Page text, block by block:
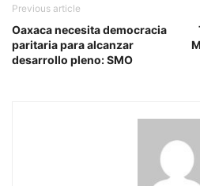
Previous article
Oaxaca necesita democracia
paritaria para alcanzar
desarrollo pleno: SMO